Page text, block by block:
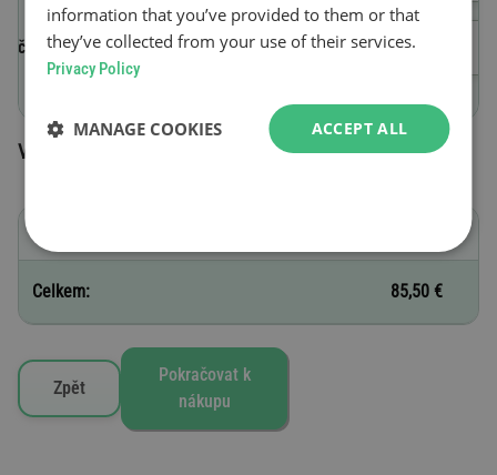
Začátek platnosti
Vybrané silniční známky
Celkem: 85,50 €
Zpět
Pokračovat k
nákupu
information that you’ve provided to them or that
they’ve collected from your use of their services.
Privacy Policy
ACCEPT ALL
MANAGE COOKIES